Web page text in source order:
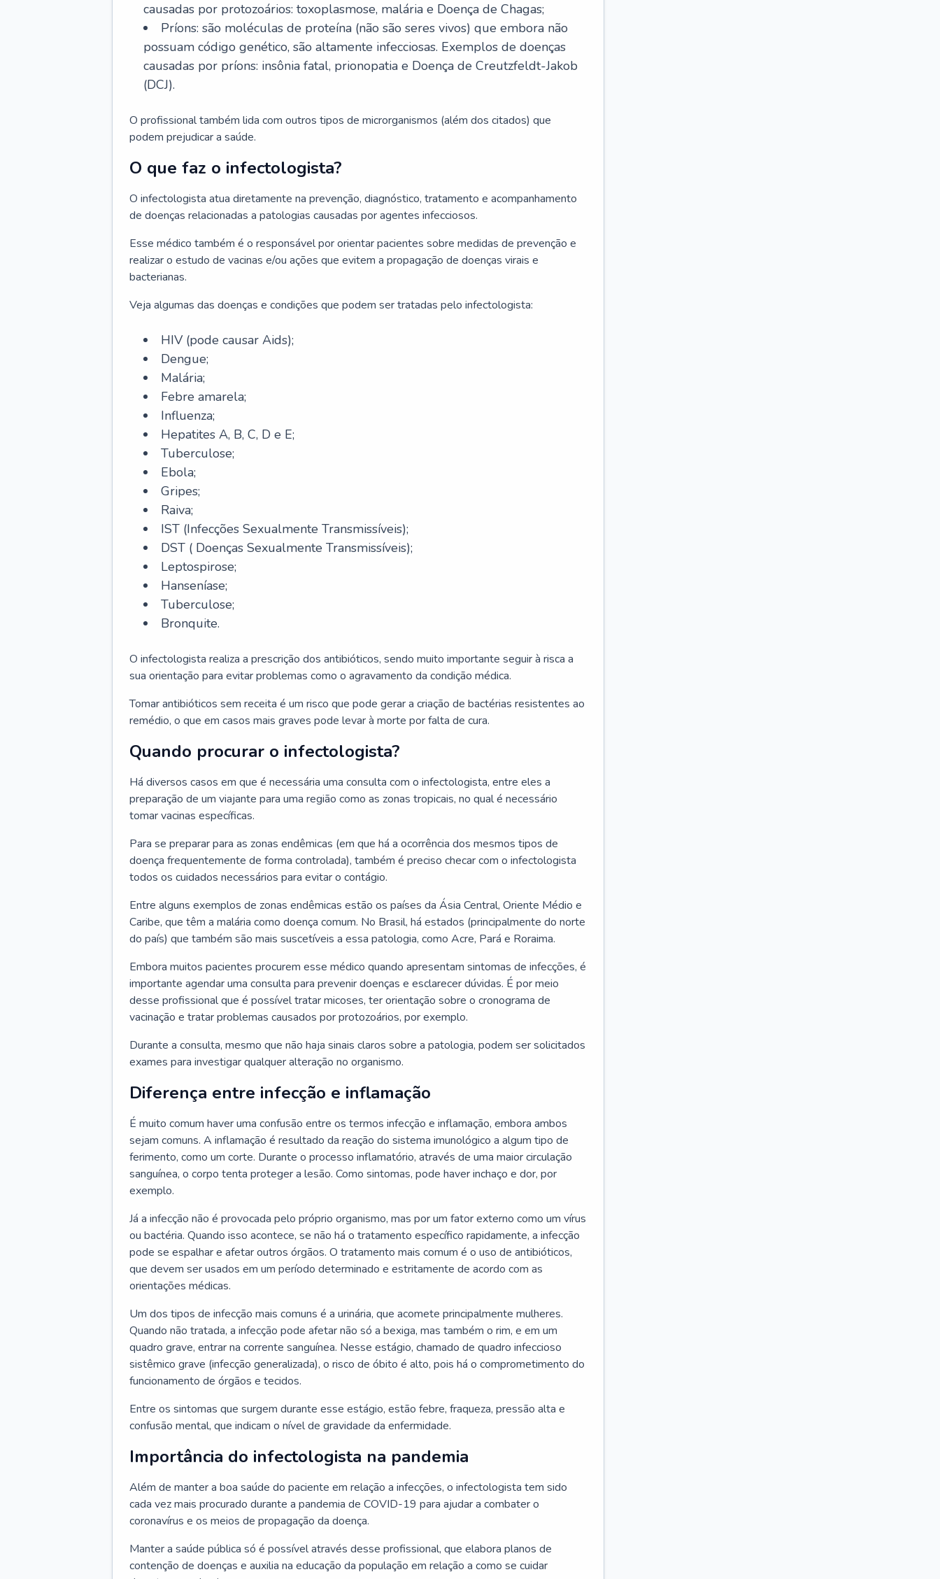
causadas por protozoários: toxoplasmose, malária e Doença de Chagas;
Príons: são moléculas de proteína (não são seres vivos) que embora não
possuam código genético, são altamente infecciosas. Exemplos de doenças
causadas por príons: insônia fatal, prionopatia e Doença de Creutzfeldt-Jakob
(DCJ).
O profissional também lida com outros tipos de microrganismos (além dos citados) que
podem prejudicar a saúde.
O que faz o infectologista?
O infectologista atua diretamente na prevenção, diagnóstico, tratamento e acompanhamento
de doenças relacionadas a patologias causadas por agentes infecciosos.
Esse médico também é o responsável por orientar pacientes sobre medidas de prevenção e
realizar o estudo de vacinas e/ou ações que evitem a propagação de doenças virais e
bacterianas.
Veja algumas das doenças e condições que podem ser tratadas pelo infectologista:
HIV (pode causar Aids);
Dengue;
Malária;
Febre amarela;
Influenza;
Hepatites A, B, C, D e E;
Tuberculose;
Ebola;
Gripes;
Raiva;
IST (Infecções Sexualmente Transmissíveis);
DST ( Doenças Sexualmente Transmissíveis);
Leptospirose;
Hanseníase;
Tuberculose;
Bronquite.
O infectologista realiza a prescrição dos antibióticos, sendo muito importante seguir à risca a
sua orientação para evitar problemas como o agravamento da condição médica.
Tomar antibióticos sem receita é um risco que pode gerar a criação de bactérias resistentes ao
remédio, o que em casos mais graves pode levar à morte por falta de cura.
Quando procurar o infectologista?
Há diversos casos em que é necessária uma consulta com o infectologista, entre eles a
preparação de um viajante para uma região como as zonas tropicais, no qual é necessário
tomar vacinas específicas.
Para se preparar para as zonas endêmicas (em que há a ocorrência dos mesmos tipos de
doença frequentemente de forma controlada), também é preciso checar com o infectologista
todos os cuidados necessários para evitar o contágio.
Entre alguns exemplos de zonas endêmicas estão os países da Ásia Central, Oriente Médio e
Caribe, que têm a malária como doença comum. No Brasil, há estados (principalmente do norte
do país) que também são mais suscetíveis a essa patologia, como Acre, Pará e Roraima.
Embora muitos pacientes procurem esse médico quando apresentam sintomas de infecções, é
importante agendar uma consulta para prevenir doenças e esclarecer dúvidas. É por meio
desse profissional que é possível tratar micoses, ter orientação sobre o cronograma de
vacinação e tratar problemas causados por protozoários, por exemplo.
Durante a consulta, mesmo que não haja sinais claros sobre a patologia, podem ser solicitados
exames para investigar qualquer alteração no organismo.
Diferença entre infecção e inflamação
É muito comum haver uma confusão entre os termos infecção e inflamação, embora ambos
sejam comuns. A inflamação é resultado da reação do sistema imunológico a algum tipo de
ferimento, como um corte. Durante o processo inflamatório, através de uma maior circulação
sanguínea, o corpo tenta proteger a lesão. Como sintomas, pode haver inchaço e dor, por
exemplo.
Já a infecção não é provocada pelo próprio organismo, mas por um fator externo como um vírus
ou bactéria. Quando isso acontece, se não há o tratamento específico rapidamente, a infecção
pode se espalhar e afetar outros órgãos. O tratamento mais comum é o uso de antibióticos,
que devem ser usados em um período determinado e estritamente de acordo com as
orientações médicas.
Um dos tipos de infecção mais comuns é a urinária, que acomete principalmente mulheres.
Quando não tratada, a infecção pode afetar não só a bexiga, mas também o rim, e em um
quadro grave, entrar na corrente sanguínea. Nesse estágio, chamado de quadro infeccioso
sistêmico grave (infecção generalizada), o risco de óbito é alto, pois há o comprometimento do
funcionamento de órgãos e tecidos.
Entre os sintomas que surgem durante esse estágio, estão febre, fraqueza, pressão alta e
confusão mental, que indicam o nível de gravidade da enfermidade.
Importância do infectologista na pandemia
Além de manter a boa saúde do paciente em relação a infecções, o infectologista tem sido
cada vez mais procurado durante a pandemia de COVID-19 para ajudar a combater o
coronavírus e os meios de propagação da doença.
Manter a saúde pública só é possível através desse profissional, que elabora planos de
contenção de doenças e auxilia na educação da população em relação a como se cuidar